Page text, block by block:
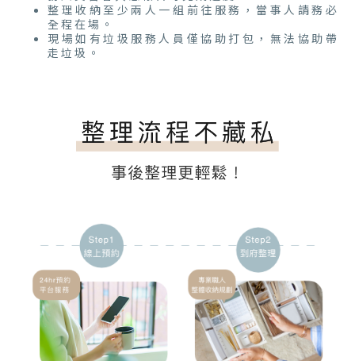
整理收納至少兩人一組前往服務，當事人請務必
全程在場。
現場如有垃圾服務人員僅協助打包，無法協助帶
走垃圾。